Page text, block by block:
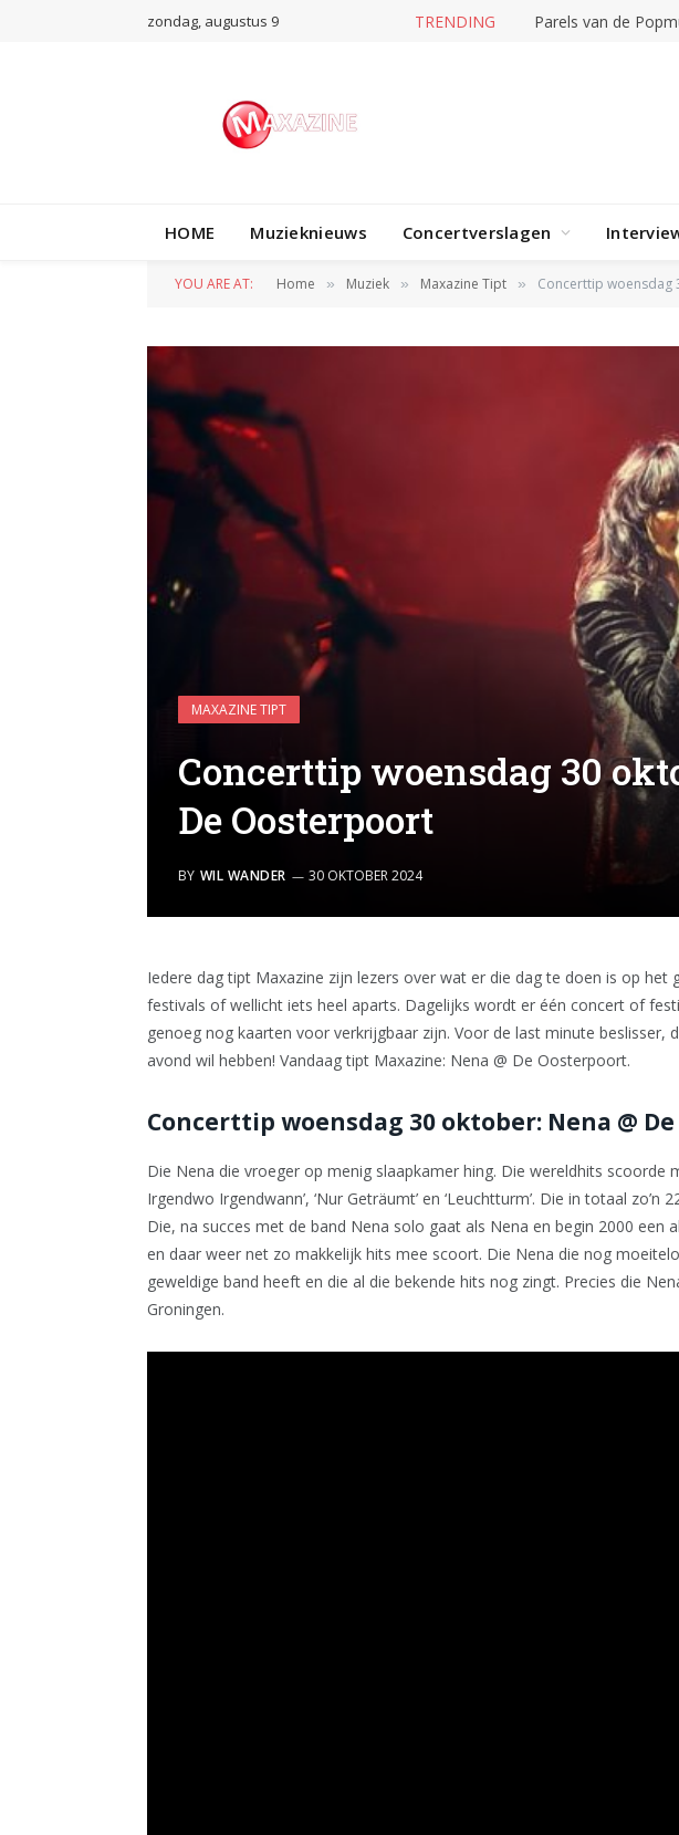
zondag, augustus 9 TRENDING
HOME Muzieknieuws Concertverslagen
YOU ARE AT: Home » Muziek » Maxazine Tipt » Concerttip woensdag
MAXAZINE TIPT
Concerttip woensdag 30
De Oosterpoort
BY WIL WANDER 30 OKTOBER 2024
Iedere dag tipt Maxazine zijn lezers over wat er die dag te doen is op het
festivals of wellicht iets heel aparts. Dagelijks wordt er één concert of
genoeg nog kaarten voor verkrijgbaar zijn. Voor de last minute beslisser,
avond wil hebben! Vandaag tipt Maxazine: Nena @ De Oosterpoort.
Concerttip woensdag 30 oktober: Nena @
Die Nena die vroeger op menig slaapkamer hing. Die wereldhits scoorde
Irgendwo Irgendwann’, ‘Nur Geträumt’ en ‘Leuchtturm’. Die in totaal
Die, na succes met de band Nena solo gaat als Nena en begin 2000 een
en daar weer net zo makkelijk hits mee scoort. Die Nena die nog
geweldige band heeft en die al die bekende hits nog zingt. Precies die
Groningen.